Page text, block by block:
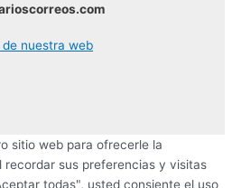
de nuestra web
sitio web para ofrecerle la
recordar sus preferencias y visitas
todas", usted consiente el uso